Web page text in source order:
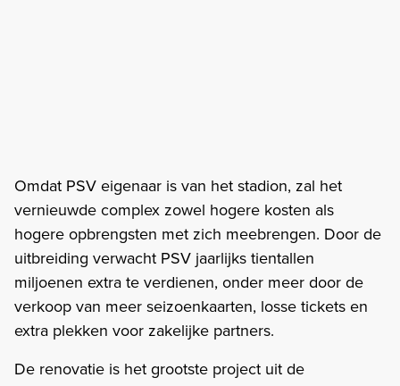
Omdat PSV eigenaar is van het stadion, zal het
vernieuwde complex zowel hogere kosten als
hogere opbrengsten met zich meebrengen. Door de
uitbreiding verwacht PSV jaarlijks tientallen
miljoenen extra te verdienen, onder meer door de
verkoop van meer seizoenkaarten, losse tickets en
extra plekken voor zakelijke partners.
De renovatie is het grootste project uit de